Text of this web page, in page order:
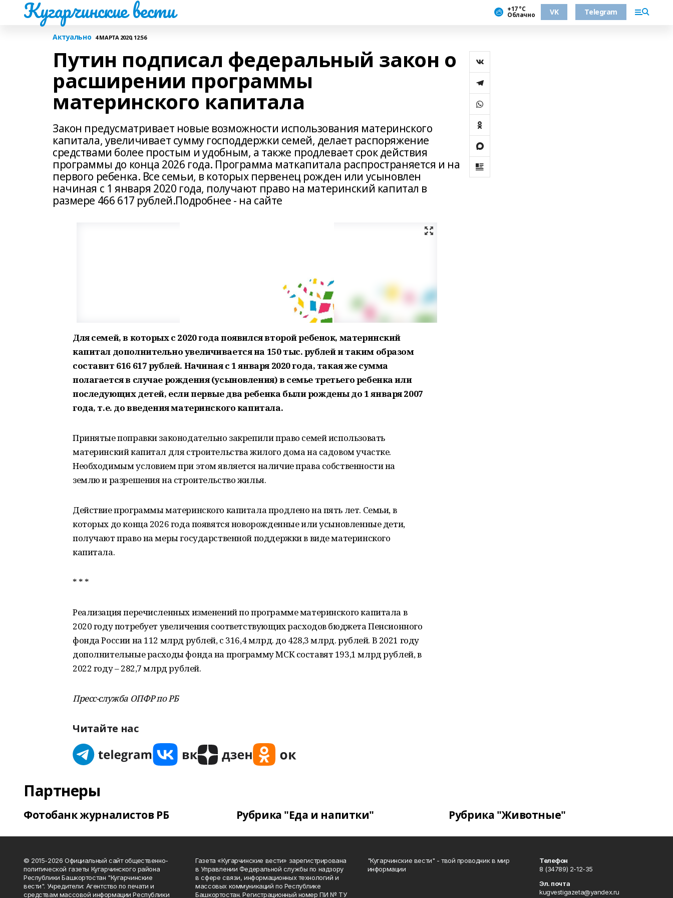
Кугарчинские вести +17 °С
Облачно VK Telegram
Актуально 4 МАРТА 2020, 12:56
Путин подписал федеральный закон о
расширении программы
материнского капитала
Закон предусматривает новые возможности использования материнского
капитала, увеличивает сумму господдержки семей, делает распоряжение
средствами более простым и удобным, а также продлевает срок действия
программы до конца 2026 года. Программа маткапитала распространяется и на
первого ребенка. Все семьи, в которых первенец рожден или усыновлен
начиная с 1 января 2020 года, получают право на материнский капитал в
размере 466 617 рублей.Подробнее - на сайте
Для семей, в которых с 2020 года появился второй ребенок, материнский
капитал дополнительно увеличивается на 150 тыс. рублей и таким образом
составит 616 617 рублей. Начиная с 1 января 2020 года, такая же сумма
полагается в случае рождения (усыновления) в семье третьего ребенка или
последующих детей, если первые два ребенка были рождены до 1 января 2007
года, т.е. до введения материнского капитала.
Принятые поправки законодательно закрепили право семей использовать
материнский капитал для строительства жилого дома на садовом участке.
Необходимым условием при этом является наличие права собственности на
землю и разрешения на строительство жилья.
Действие программы материнского капитала продлено на пять лет. Семьи, в
которых до конца 2026 года появятся новорожденные или усыновленные дети,
получают право на меры государственной поддержки в виде материнского
капитала.
* * *
Реализация перечисленных изменений по программе материнского капитала в
2020 году потребует увеличения соответствующих расходов бюджета Пенсионного
фонда России на 112 млрд рублей, с 316,4 млрд. до 428,3 млрд. рублей. В 2021 году
дополнительные расходы фонда на программу МСК составят 193,1 млрд рублей, в
2022 году – 282,7 млрд рублей.
Пресс-служба ОПФР по РБ
Читайте нас
Партнеры
Фотобанк журналистов РБ Рубрика "Еда и напитки" Рубрика "Животные"
© 2015-2026 Официальный сайт общественно-
политической газеты Кугарчинского района
Республики Башкортостан "Кугарчинские
вести". Учредители: Агентство по печати и
средствам массовой информации Республики
Газета «Кугарчинские вести» зарегистрирована
в Управлении Федеральной службы по надзору
в сфере связи, информационных технологий и
массовых коммуникаций по Республике
Башкортостан. Регистрационный номер ПИ № ТУ
"Кугарчинские вести" - твой проводник в мир
информации
Телефон
8 (34789) 2-12-35
Эл. почта
kugvestigazeta@yandex.ru